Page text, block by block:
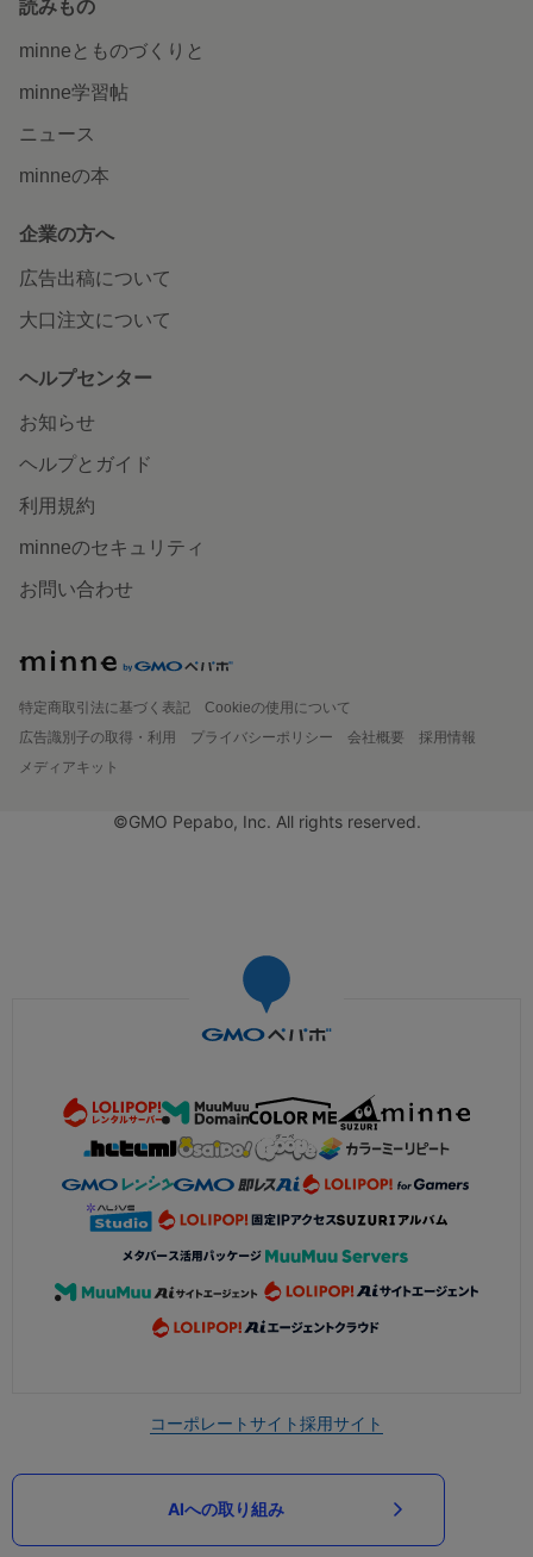
読みもの
minneとものづくりと
minne学習帖
ニュース
minneの本
企業の方へ
広告出稿について
大口注文について
ヘルプセンター
お知らせ
ヘルプとガイド
利用規約
minneのセキュリティ
お問い合わせ
特定商取引法に基づく表記
Cookieの使用について
広告識別子の取得・利用
プライバシーポリシー 会社概要
採用情報
メディアキット
©GMO Pepabo, Inc. All rights reserved.
コーポレートサイト採用サイト
AIへの取り組み